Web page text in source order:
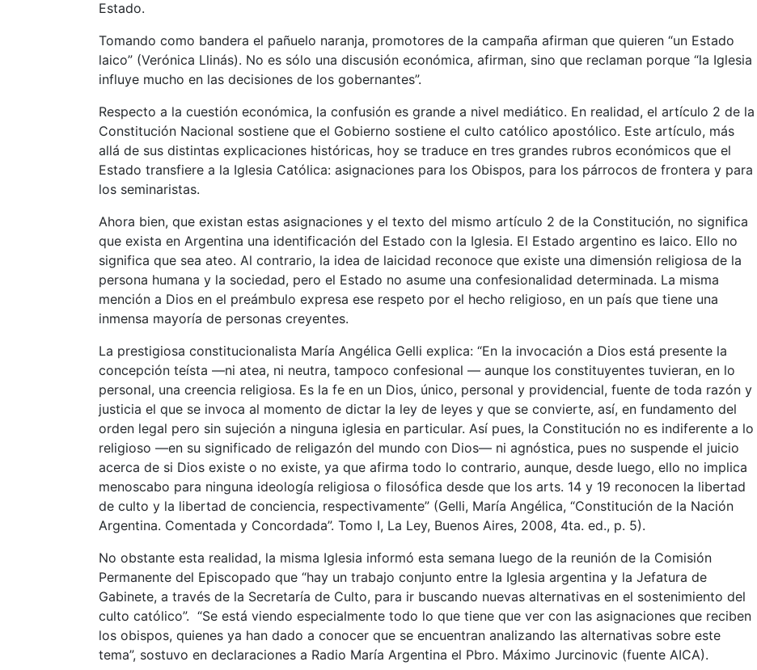
Estado.
Tomando como bandera el pañuelo naranja, promotores de la campaña afirman que quieren “un Estado
laico” (Verónica Llinás). No es sólo una discusión económica, afirman, sino que reclaman porque “la Iglesia
influye mucho en las decisiones de los gobernantes”.
Respecto a la cuestión económica, la confusión es grande a nivel mediático. En realidad, el artículo 2 de la
Constitución Nacional sostiene que el Gobierno sostiene el culto católico apostólico. Este artículo, más
allá de sus distintas explicaciones históricas, hoy se traduce en tres grandes rubros económicos que el
Estado transfiere a la Iglesia Católica: asignaciones para los Obispos, para los párrocos de frontera y para
los seminaristas.
Ahora bien, que existan estas asignaciones y el texto del mismo artículo 2 de la Constitución, no significa
que exista en Argentina una identificación del Estado con la Iglesia. El Estado argentino es laico. Ello no
significa que sea ateo. Al contrario, la idea de laicidad reconoce que existe una dimensión religiosa de la
persona humana y la sociedad, pero el Estado no asume una confesionalidad determinada. La misma
mención a Dios en el preámbulo expresa ese respeto por el hecho religioso, en un país que tiene una
inmensa mayoría de personas creyentes.
La prestigiosa constitucionalista María Angélica Gelli explica: “En la invocación a Dios está presente la
concepción teísta —ni atea, ni neutra, tampoco confesional — aunque los constituyentes tuvieran, en lo
personal, una creencia religiosa. Es la fe en un Dios, único, personal y providencial, fuente de toda razón y
justicia el que se invoca al momento de dictar la ley de leyes y que se convierte, así, en fundamento del
orden legal pero sin sujeción a ninguna iglesia en particular. Así pues, la Constitución no es indiferente a lo
religioso —en su significado de religazón del mundo con Dios— ni agnóstica, pues no suspende el juicio
acerca de si Dios existe o no existe, ya que afirma todo lo contrario, aunque, desde luego, ello no implica
menoscabo para ninguna ideología religiosa o filosófica desde que los arts. 14 y 19 reconocen la libertad
de culto y la libertad de conciencia, respectivamente” (Gelli, María Angélica, “Constitución de la Nación
Argentina. Comentada y Concordada”. Tomo I, La Ley, Buenos Aires, 2008, 4ta. ed., p. 5).
No obstante esta realidad, la misma Iglesia informó esta semana luego de la reunión de la Comisión
Permanente del Episcopado que “hay un trabajo conjunto entre la Iglesia argentina y la Jefatura de
Gabinete, a través de la Secretaría de Culto, para ir buscando nuevas alternativas en el sostenimiento del
culto católico”. “Se está viendo especialmente todo lo que tiene que ver con las asignaciones que reciben
los obispos, quienes ya han dado a conocer que se encuentran analizando las alternativas sobre este
tema”, sostuvo en declaraciones a Radio María Argentina el Pbro. Máximo Jurcinovic (fuente AICA).